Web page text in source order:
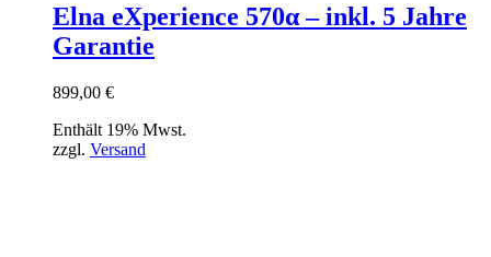
Elna eXperience 570α – inkl. 5 Jahre
Garantie
899,00 €
Enthält 19% Mwst.
zzgl. Versand